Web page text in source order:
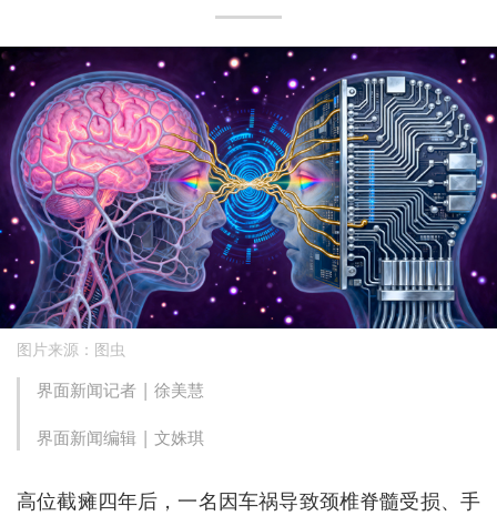
图片来源：图虫
界面新闻记者 | 徐美慧
界面新闻编辑 | 文姝琪
高位截瘫四年后，一名因车祸导致颈椎脊髓受损、手